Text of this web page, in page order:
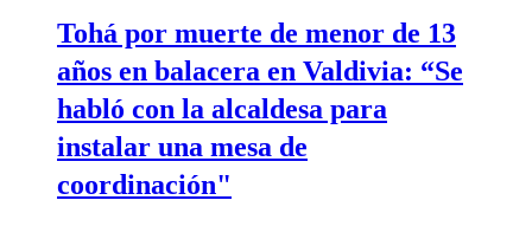
Tohá por muerte de menor de 13
años en balacera en Valdivia: “Se
habló con la alcaldesa para
instalar una mesa de
coordinación"